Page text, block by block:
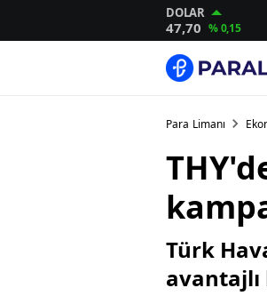
DOLAR
47,70 % 0,15
Para Limanı
Türk
avantajlı